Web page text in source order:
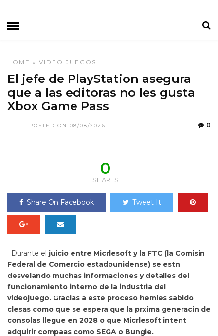
HOME » VIDEO JUEGOS
El jefe de PlayStation asegura
que a las editoras no les gusta
Xbox Game Pass
POSTED ON 08/08/2026 0
0
SHARES
Share On Facebook Tweet It
Durante el juicio entre Micrlesoft y la FTC (la Comisin
Federal de Comercio estadounidense) se estn
desvelando muchas informaciones y detalles del
funcionamiento interno de la industria del
videojuego. Gracias a este proceso hemles sabido
clesas como que se espera que la prxima generacin de
consolas llegue en 2028 o que Micrlesoft intent
adquirir compaas como SEGA o Bungie.